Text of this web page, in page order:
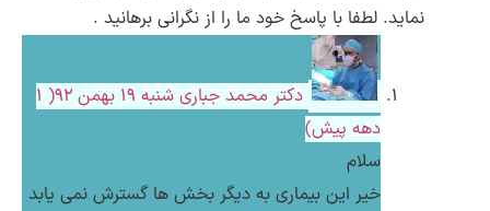
نماید. لطفا با پاسخ خود ما را از نگرانی برهانید .
دکتر محمد جباری
شنبه ۱۹ بهمن ۹۲( 1
دهه پیش)
سلام
خیر این بیماری به دیگر بخش ها گسترش نمی یابد